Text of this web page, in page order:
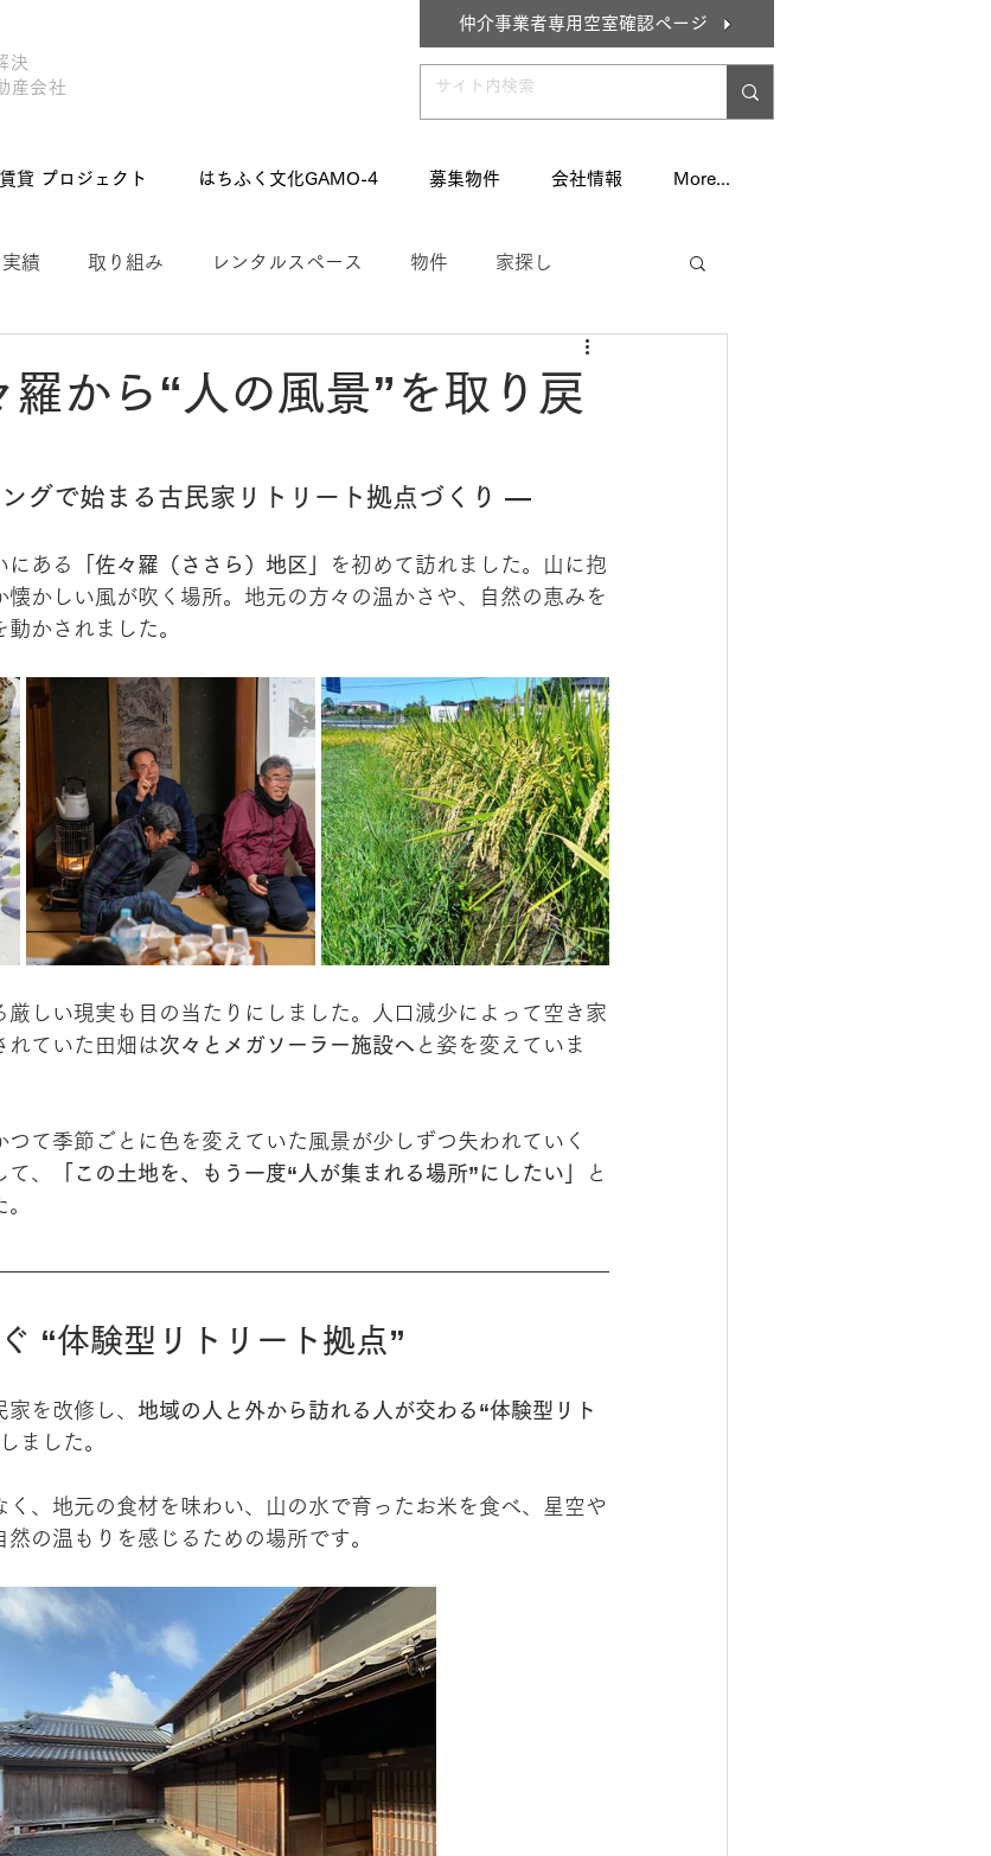
決
産会社
仲介事業者専用空室確認ページ
貸 プロジェクト はちふく文化GAMO-4 募集物件 会社情報 More...
実績 取り組み レンタルスペース 物件 家探し
ェクト
羅から“人の風景”を取り戻
グで始まる古民家リトリート拠点づくり ―
にある 「佐々羅（ささら）地区」
を初めて訪れました。山に抱
懐かしい風が吹く場所。地元の方々の温かさや、自然の恵みを
かされました。
厳しい現実も目の当たりにしました。人口減少によって空き家
れていた田畑は次々とメガソーラー施設へ と姿を変えていま
て季節ごとに色を変えていた風景が少しずつ失われていく
、
「この土地を、もう一度“人が集まれる場所”にしたい」
と
“体験型リトリート拠点”
を改修し、 地域の人と外から訪れる人が交わる“体験型リト
ました。
く、地元の食材を味わい、山の水で育ったお米を食べ、星空や
の温もりを感じるための場所です。